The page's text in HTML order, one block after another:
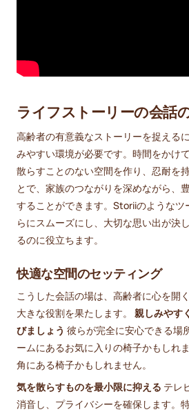
ライフストーリーの会話
高齢者の有意義なストーリーを捉える
みやすい環境が必要です。時間をかけ
散らすことのない空間を作り、忍耐を
とで、家族のつながりを深めながら、
することができます。Storiiのようなツ
らにスムーズにし、大切な思い出が決
るのに役立ちます。
快適な空間のセッティング
こうした会話の場は、高齢者に心を開
大きな役割を果たします。 親しみやす
びましょう 彼らが完全に安心できる場
ームにあるお気に入りの椅子かもしれ
角にある椅子かもしれません。
気を散らすものを最小限に抑える テレ
消音し、プライバシーを確保します。